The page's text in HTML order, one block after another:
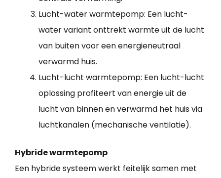
Lucht-water warmtepomp: Een lucht-
water variant onttrekt warmte uit de lucht
van buiten voor een energieneutraal
verwarmd huis.
Lucht-lucht warmtepomp: Een lucht-lucht
oplossing profiteert van energie uit de
lucht van binnen en verwarmd het huis via
luchtkanalen (mechanische ventilatie).
Hybride warmtepomp
Een hybride systeem werkt feitelijk samen met